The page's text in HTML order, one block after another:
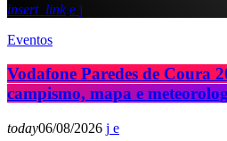
insert_link
Eventos
Vodafone Paredes de Coura
campismo, mapa e
today06/08/2026